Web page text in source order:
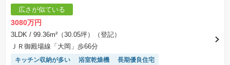
広さが似ている
3080万円
3LDK / 99.36m²（30.05坪）（登記）
ＪＲ御殿場線「大岡」歩66分
キッチン収納が多い 浴室乾燥機
長期優良住宅